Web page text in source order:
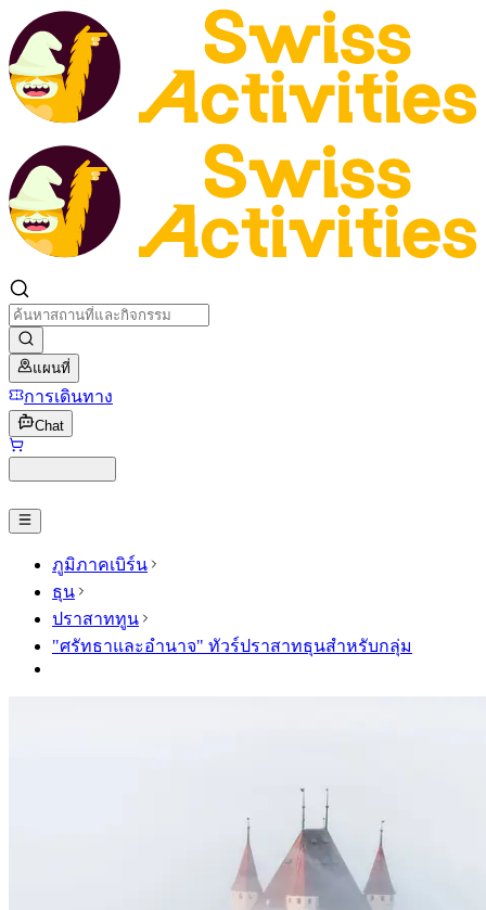
แผนที่
การเดินทาง
Chat
ภูมิภาคเบิร์น
ธุน
ปราสาททูน
"ศรัทธาและอำนาจ" ทัวร์ปราสาทธุนสำหรับกลุ่ม